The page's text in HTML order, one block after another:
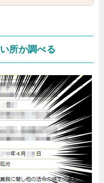
所か調べる